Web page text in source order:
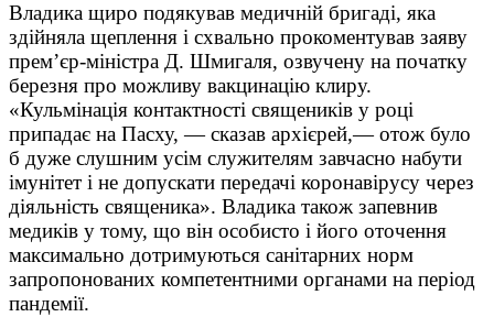
Владика щиро подякував медичній бригаді, яка
здійняла щеплення і схвально прокоментував заяву
прем’єр-міністра Д. Шмигаля, озвучену на початку
березня про можливу вакцинацію клиру.
«Кульмінація контактності священиків у році
припадає на Пасху, — сказав архієрей,— отож було
б дуже слушним усім служителям завчасно набути
імунітет і не допускати передачі коронавірусу через
діяльність священика». Владика також запевнив
медиків у тому, що він особисто і його оточення
максимально дотримуються санітарних норм
запропонованих компетентними органами на період
пандемії.